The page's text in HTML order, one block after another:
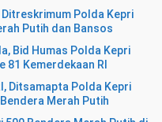
Ditreskrimum Polda Kepri
Putih dan Bansos
Bid Humas Polda Kepri
81 Kemerdekaan RI
Ditsamapta Polda Kepri
Merah Putih